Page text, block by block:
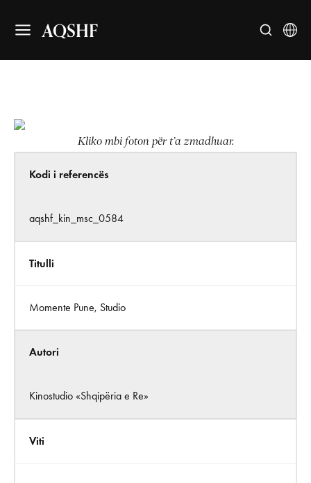
AQSHF
Kliko mbi foton për t’a zmadhuar.
Kodi i referencës
aqshf_kin_msc_0584
Titulli
Momente Pune, Studio
Autori
Kinostudio «Shqipëria e Re»
Viti